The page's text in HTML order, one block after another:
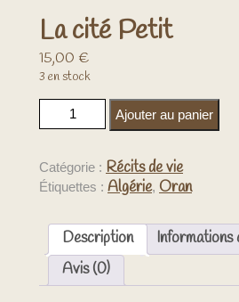
La cité Petit
15,00 €
3 en stock
quantité de La cité PetitAjouter au panier
Catégorie : Récits de vie
Étiquettes : Algérie, Oran
Description
Informations
Avis (0)